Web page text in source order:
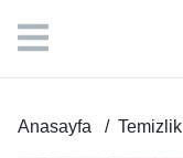
Anasayfa Temizlik